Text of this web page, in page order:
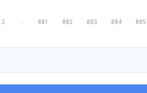
2 881 882 883 884 885